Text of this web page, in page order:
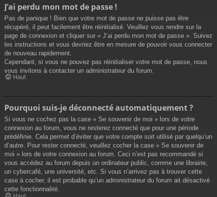
J’ai perdu mon mot de passe !
Pas de panique ! Bien que votre mot de passe ne puisse pas être
récupéré, il peut facilement être réinitialisé. Veuillez vous rendre sur la
page de connexion et cliquer sur « J’ai perdu mon mot de passe ». Suivez
les instructions et vous devriez être en mesure de pouvoir vous connecter
de nouveau rapidement.
Cependant, si vous ne pouvez pas réinitialiser votre mot de passe, nous
vous invitons à contacter un administrateur du forum.
Haut
Pourquoi suis-je déconnecté automatiquement ?
Si vous ne cochez pas la case « Se souvenir de moi » lors de votre
connexion au forum, vous ne resterez connecté que pour une période
prédéfinie. Cela permet d’éviter que votre compte soit utilisé par quelqu’un
d’autre. Pour rester connecté, veuillez cocher la case « Se souvenir de
moi » lors de votre connexion au forum. Ceci n’est pas recommandé si
vous accédez au forum depuis un ordinateur public, comme une librairie,
un cybercafé, une université, etc. Si vous n’arrivez pas à trouver cette
case à cocher, il est probable qu’un administrateur du forum ait désactivé
cette fonctionnalité.